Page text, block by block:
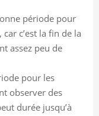
période pour
, car c’est la fin de la
assez peu de
pour les
observer des
durée jusqu’à